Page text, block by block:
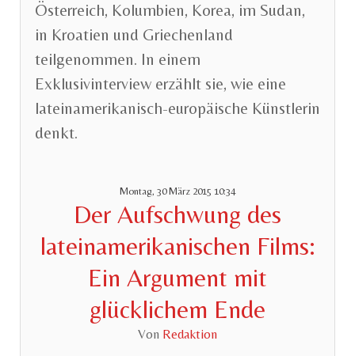
Österreich, Kolumbien, Korea, im Sudan,
in Kroatien und Griechenland
teilgenommen. In einem
Exklusivinterview erzählt sie, wie eine
lateinamerikanisch-europäische Künstlerin
denkt.
Montag, 30 März 2015 10:34
Der Aufschwung des
lateinamerikanischen Films:
Ein Argument mit
glücklichem Ende
Von Redaktion